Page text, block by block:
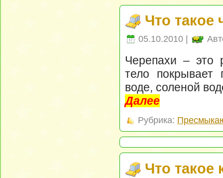
Что такое
05.10.2010 |
Черепахи – это
тело покрывает
воде, соленой
Далее
Рубрика:
Что такое